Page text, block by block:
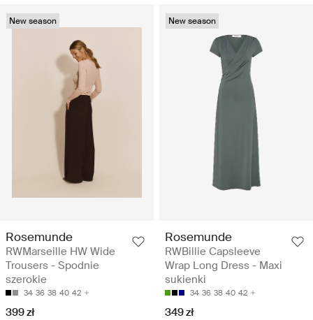
New season
Rosemunde
RWMarseille HW Wide
Trousers - Spodnie
szerokie
34 36 38 40 42
399 zł
New season
Rosemunde
RWBillie Capsleeve
Wrap Long Dress - Maxi
sukienki
34 36 38 40 42
349 zł